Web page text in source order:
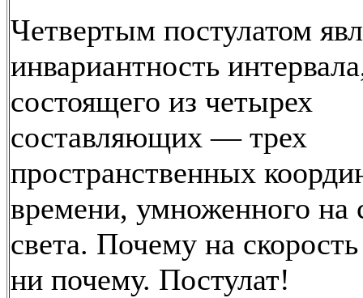
Четвертым постулатом
инвариантность
состоящего из четырех
составляющих — трех
пространственных
времени, умноженного на
света. Почему на
ни почему. Постулат!